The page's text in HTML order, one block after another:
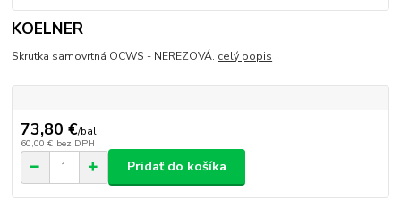
KOELNER
Skrutka samovrtná OCWS - NEREZOVÁ. celý popis
73,80 €/bal
60,00 € bez DPH
Pridať do košíka